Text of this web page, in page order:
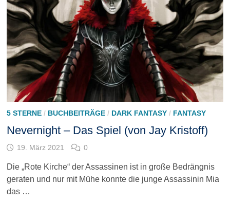
5 STERNE/ BUCHBEITRÄGE/ DARK FANTASY/ FANTASY
Nevernight – Das Spiel (von Jay Kristoff)
19. März 2021 0
Die „Rote Kirche“ der Assassinen ist in große Bedrängnis
geraten und nur mit Mühe konnte die junge Assassinin Mia
das …